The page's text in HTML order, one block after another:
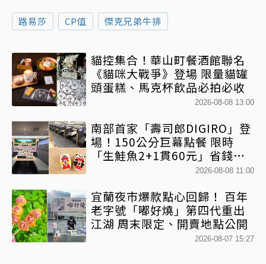
路易莎 CP值 傑克兄弟牛排
貓控集合！華山町餐酒館聯名
《貓咪大戰爭》登場 限量貓罐
頭蛋糕、馬克杯飲品必拍必收
2026-08-08 13:00
南部首家「壽司郎DIGIRO」登
場！150公分巨幕點餐 限時
「生鮭魚2+1貫60元」省錢攻
2026-08-08 11:00
宜蘭夜市爆款點心回歸！ 百年
老字號「嘟好燒」第四代重出
江湖 周末限定、開賣地點公開
2026-08-07 15:27